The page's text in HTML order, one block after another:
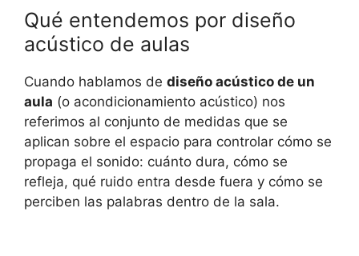
Qué entendemos por diseño
acústico de aulas
Cuando hablamos de diseño acústico de un
aula (o acondicionamiento acústico) nos
referimos al conjunto de medidas que se
aplican sobre el espacio para controlar cómo se
propaga el sonido: cuánto dura, cómo se
refleja, qué ruido entra desde fuera y cómo se
perciben las palabras dentro de la sala.